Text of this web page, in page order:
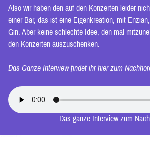
Also wir haben den auf den Konzerten leider
einer Bar, das ist eine Eigenkreation, mit
Gin. Aber keine schlechte Idee, den mal
den Konzerten auszuschenken.
Das Ganze Interview findet ihr hier zum
Das ganze Interview zum